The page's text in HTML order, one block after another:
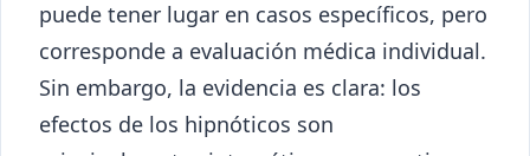
puede tener lugar en casos específicos, pero
corresponde a evaluación médica individual.
Sin embargo, la evidencia es clara: los
efectos de los hipnóticos son